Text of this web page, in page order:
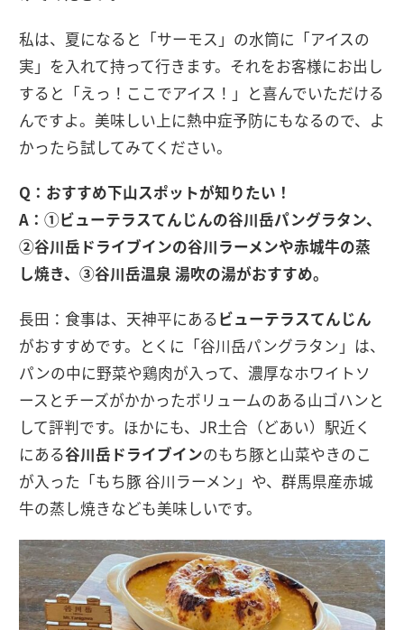
私は、夏になると「サーモス」の水筒に「アイスの
実」を入れて持って行きます。それをお客様にお出し
すると「えっ！ここでアイス！」と喜んでいただける
んですよ。美味しい上に熱中症予防にもなるので、よ
かったら試してみてください。
Q：おすすめ下山スポットが知りたい！
A：①ビューテラスてんじんの谷川岳パングラタン、
②谷川岳ドライブインの谷川ラーメンや赤城牛の蒸
し焼き、③谷川岳温泉 湯吹の湯がおすすめ。
長田：食事は、天神平にあるビューテラスてんじん
がおすすめです。とくに「谷川岳パングラタン」は、
パンの中に野菜や鶏肉が入って、濃厚なホワイトソ
ースとチーズがかかったボリュームのある山ゴハンと
して評判です。ほかにも、JR土合（どあい）駅近く
にある谷川岳ドライブインのもち豚と山菜やきのこ
が入った「もち豚 谷川ラーメン」や、群馬県産赤城
牛の蒸し焼きなども美味しいです。